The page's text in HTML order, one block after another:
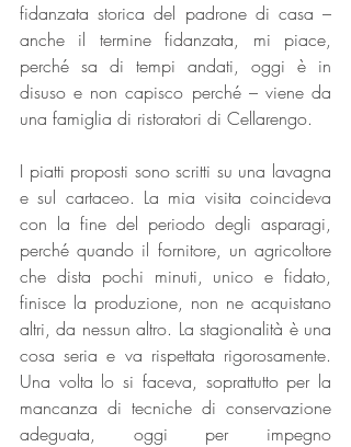
fidanzata storica del padrone di casa –
anche il termine fidanzata, mi piace,
perché sa di tempi andati, oggi è in
disuso e non capisco perché – viene da
una famiglia di ristoratori di Cellarengo.
I piatti proposti sono scritti su una lavagna
e sul cartaceo. La mia visita coincideva
con la fine del periodo degli asparagi,
perché quando il fornitore, un agricoltore
che dista pochi minuti, unico e fidato,
finisce la produzione, non ne acquistano
altri, da nessun altro. La stagionalità è una
cosa seria e va rispettata rigorosamente.
Una volta lo si faceva, soprattutto per la
mancanza di tecniche di conservazione
adeguata, oggi per impegno